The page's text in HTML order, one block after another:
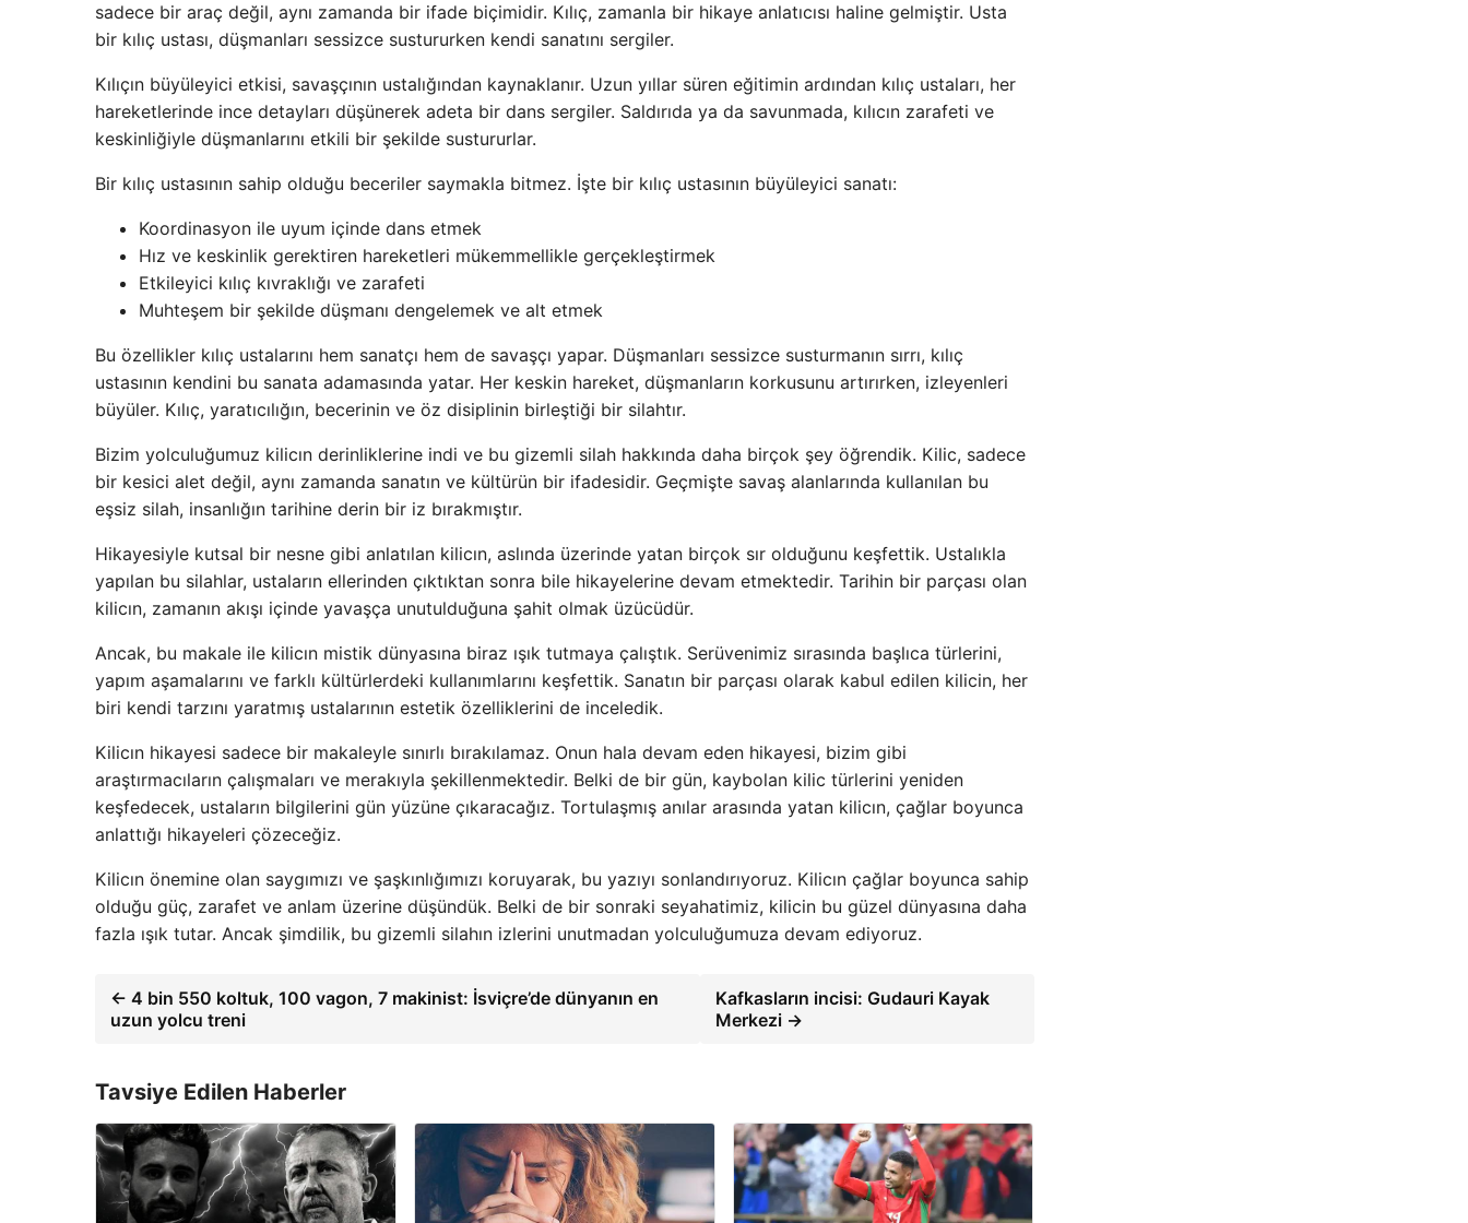
sadece bir araç değil, aynı zamanda bir ifade biçimidir. Kılıç, zamanla bir hikaye anlatıcısı haline gelmiştir. Usta
bir kılıç ustası, düşmanları sessizce sustururken kendi sanatını sergiler.
Kılıçın büyüleyici etkisi, savaşçının ustalığından kaynaklanır. Uzun yıllar süren eğitimin ardından kılıç ustaları, her
hareketlerinde ince detayları düşünerek adeta bir dans sergiler. Saldırıda ya da savunmada, kılıcın zarafeti ve
keskinliğiyle düşmanlarını etkili bir şekilde sustururlar.
Bir kılıç ustasının sahip olduğu beceriler saymakla bitmez. İşte bir kılıç ustasının büyüleyici sanatı:
Koordinasyon ile uyum içinde dans etmek
Hız ve keskinlik gerektiren hareketleri mükemmellikle gerçekleştirmek
Etkileyici kılıç kıvraklığı ve zarafeti
Muhteşem bir şekilde düşmanı dengelemek ve alt etmek
Bu özellikler kılıç ustalarını hem sanatçı hem de savaşçı yapar. Düşmanları sessizce susturmanın sırrı, kılıç
ustasının kendini bu sanata adamasında yatar. Her keskin hareket, düşmanların korkusunu artırırken, izleyenleri
büyüler. Kılıç, yaratıcılığın, becerinin ve öz disiplinin birleştiği bir silahtır.
Bizim yolculuğumuz kilicın derinliklerine indi ve bu gizemli silah hakkında daha birçok şey öğrendik. Kilic, sadece
bir kesici alet değil, aynı zamanda sanatın ve kültürün bir ifadesidir. Geçmişte savaş alanlarında kullanılan bu
eşsiz silah, insanlığın tarihine derin bir iz bırakmıştır.
Hikayesiyle kutsal bir nesne gibi anlatılan kilicın, aslında üzerinde yatan birçok sır olduğunu keşfettik. Ustalıkla
yapılan bu silahlar, ustaların ellerinden çıktıktan sonra bile hikayelerine devam etmektedir. Tarihin bir parçası olan
kilicın, zamanın akışı içinde yavaşça unutulduğuna şahit olmak üzücüdür.
Ancak, bu makale ile kilicın mistik dünyasına biraz ışık tutmaya çalıştık. Serüvenimiz sırasında başlıca türlerini,
yapım aşamalarını ve farklı kültürlerdeki kullanımlarını keşfettik. Sanatın bir parçası olarak kabul edilen kilicin, her
biri kendi tarzını yaratmış ustalarının estetik özelliklerini de inceledik.
Kilicın hikayesi sadece bir makaleyle sınırlı bırakılamaz. Onun hala devam eden hikayesi, bizim gibi
araştırmacıların çalışmaları ve merakıyla şekillenmektedir. Belki de bir gün, kaybolan kilic türlerini yeniden
keşfedecek, ustaların bilgilerini gün yüzüne çıkaracağız. Tortulaşmış anılar arasında yatan kilicın, çağlar boyunca
anlattığı hikayeleri çözeceğiz.
Kilicın önemine olan saygımızı ve şaşkınlığımızı koruyarak, bu yazıyı sonlandırıyoruz. Kilicın çağlar boyunca sahip
olduğu güç, zarafet ve anlam üzerine düşündük. Belki de bir sonraki seyahatimiz, kilicin bu güzel dünyasına daha
fazla ışık tutar. Ancak şimdilik, bu gizemli silahın izlerini unutmadan yolculuğumuza devam ediyoruz.
← 4 bin 550 koltuk, 100 vagon, 7 makinist: İsviçre’de dünyanın en
uzun yolcu treni
Kafkasların incisi: Gudauri Kayak
Merkezi →
Tavsiye Edilen Haberler